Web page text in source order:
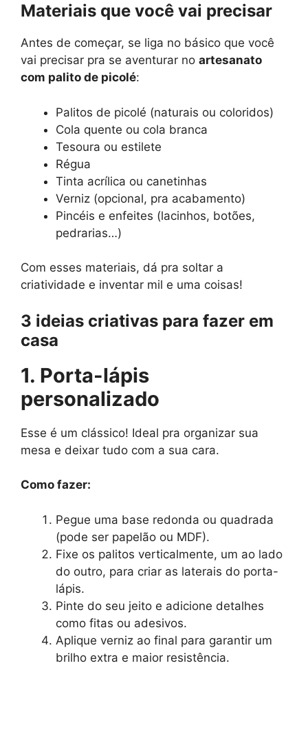
Materiais que você vai precisar
Antes de começar, se liga no básico que você
vai precisar pra se aventurar no artesanato
com palito de picolé:
Palitos de picolé (naturais ou coloridos)
Cola quente ou cola branca
Tesoura ou estilete
Régua
Tinta acrílica ou canetinhas
Verniz (opcional, pra acabamento)
Pincéis e enfeites (lacinhos, botões,
pedrarias…)
Com esses materiais, dá pra soltar a
criatividade e inventar mil e uma coisas!
3 ideias criativas para fazer em
casa
1. Porta-lápis
personalizado
Esse é um clássico! Ideal pra organizar sua
mesa e deixar tudo com a sua cara.
Como fazer:
Pegue uma base redonda ou quadrada
(pode ser papelão ou MDF).
Fixe os palitos verticalmente, um ao lado
do outro, para criar as laterais do porta-
lápis.
Pinte do seu jeito e adicione detalhes
como fitas ou adesivos.
Aplique verniz ao final para garantir um
brilho extra e maior resistência.